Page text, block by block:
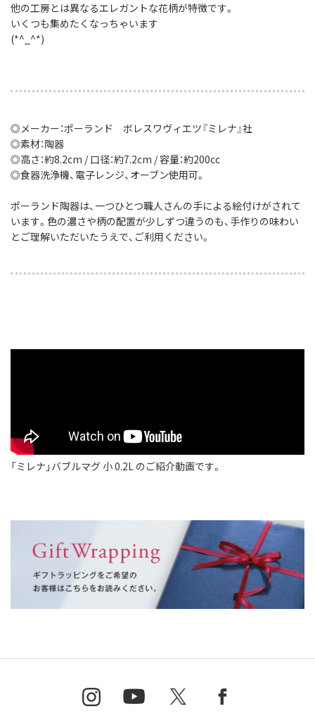
他の工房とは異なるエレガントな花柄が特徴です。
いくつも集めたくなっちゃいます
(*^_^*)
◎メーカー：ポーランド ボレスワヴィエツ『ミレナ』社
◎素材：陶器
◎高さ：約8.2cm / 口径：約7.2cm / 容量：約200cc
◎食器洗浄機、電子レンジ、オーブン使用可。
ポーランド陶器は、一つひとつ職人さんの手による絵付けがされて
います。色の濃さや柄の配置が少しずつ違うのも、手作りの味わい
とご理解いただいたうえで、ご利用ください。
「ミレナ」バブルマグ 小 0.2L のご紹介動画です。